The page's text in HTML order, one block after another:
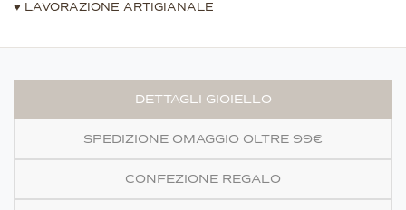
♥ LAVORAZIONE ARTIGIANALE
DETTAGLI GIOIELLO
SPEDIZIONE OMAGGIO OLTRE 99€
CONFEZIONE REGALO